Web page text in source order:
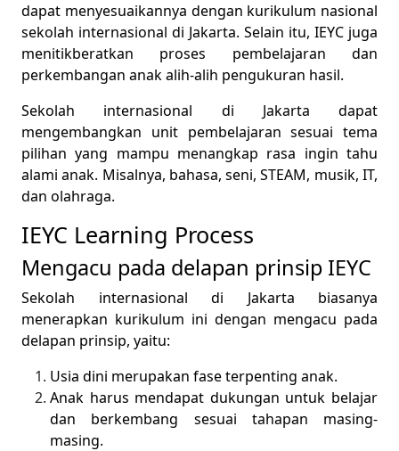
dapat menyesuaikannya dengan kurikulum nasional
sekolah internasional di Jakarta. Selain itu, IEYC juga
menitikberatkan proses pembelajaran dan
perkembangan anak alih-alih pengukuran hasil.
Sekolah internasional di Jakarta dapat
mengembangkan unit pembelajaran sesuai tema
pilihan yang mampu menangkap rasa ingin tahu
alami anak. Misalnya, bahasa, seni, STEAM, musik, IT,
dan olahraga.
IEYC Learning Process
Mengacu pada delapan prinsip IEYC
Sekolah internasional di Jakarta biasanya
menerapkan kurikulum ini dengan mengacu pada
delapan prinsip, yaitu:
Usia dini merupakan fase terpenting anak.
Anak harus mendapat dukungan untuk belajar
dan berkembang sesuai tahapan masing-
masing.